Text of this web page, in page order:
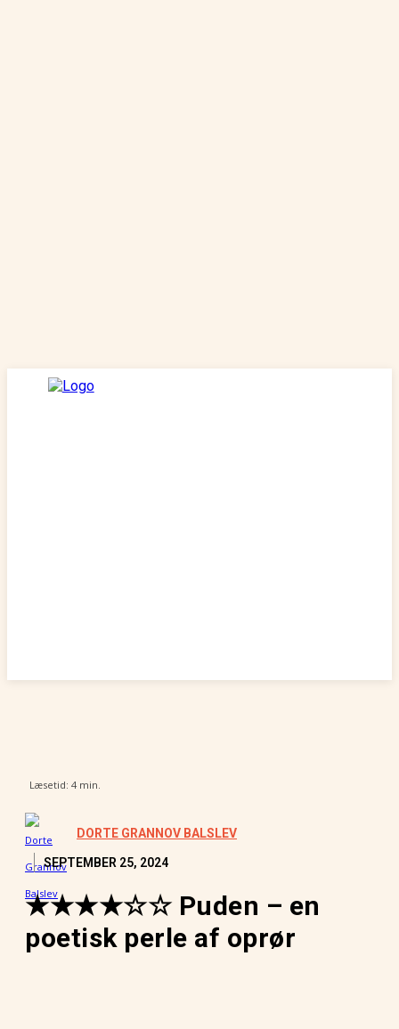
Læsetid: 4 min.
DORTE GRANNOV BALSLEV
SEPTEMBER 25, 2024
★★★★☆☆ Puden – en
poetisk perle af oprør